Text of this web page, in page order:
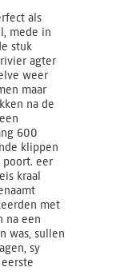
als
mede in
stuk
agter
weer
maar
na de
600
klippen
eer
kraal
met
na een
was, sullen
sy